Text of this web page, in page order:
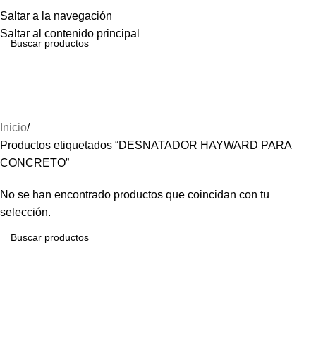
Saltar a la navegación
Saltar al contenido principal
Menú
Inicio
Productos etiquetados “DESNATADOR HAYWARD PARA
CONCRETO”
No se han encontrado productos que coincidan con tu
selección.